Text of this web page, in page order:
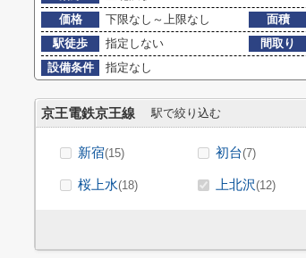
価格
下限なし～上限なし 面積
駅徒歩
指定しない 間取り
設備条件
指定なし
京王電鉄京王線 駅で絞り込む
新宿(15) 初台(7)
桜上水(18) 上北沢(12)